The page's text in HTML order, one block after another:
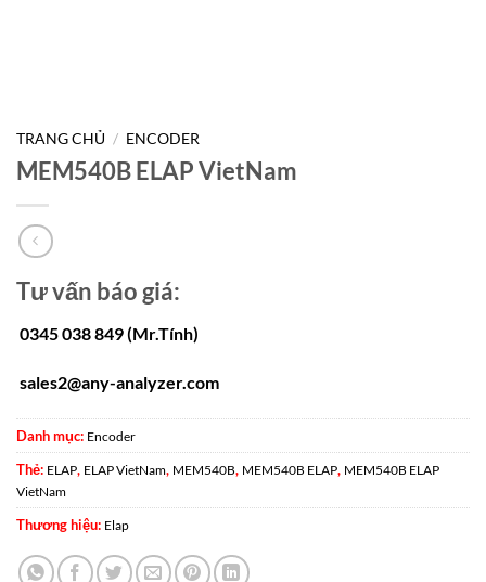
TRANG CHỦ / ENCODER
MEM540B ELAP VietNam
Tư vấn báo giá:
0345 038 849 (Mr.Tính)
sales2@any-analyzer.com
Danh mục: Encoder
Thẻ: ELAP, ELAP VietNam, MEM540B, MEM540B ELAP, MEM540B ELAP
VietNam
Thương hiệu: Elap